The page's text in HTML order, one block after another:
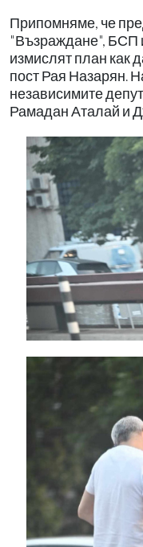
Припомняме, че
"Възраждане", БСП
измислят план как
пост Рая Назарян.
независимите
Рамадан Аталай и